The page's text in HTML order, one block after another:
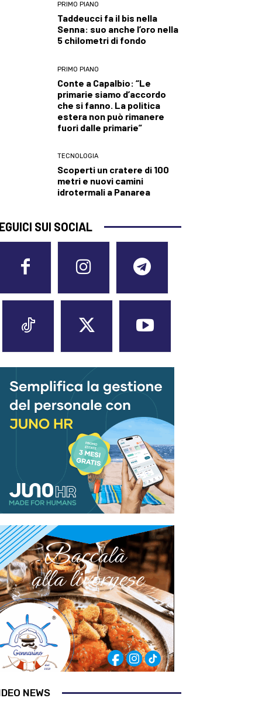
PRIMO PIANO
Taddeucci fa il bis nella
Senna: suo anche l’oro nella
5 chilometri di fondo
PRIMO PIANO
Conte a Capalbio: “Le
primarie siamo d’accordo
che si fanno. La politica
estera non può rimanere
fuori dalle primarie”
TECNOLOGIA
Scoperti un cratere di 100
metri e nuovi camini
idrotermali a Panarea
SUI SOCIAL
NEWS